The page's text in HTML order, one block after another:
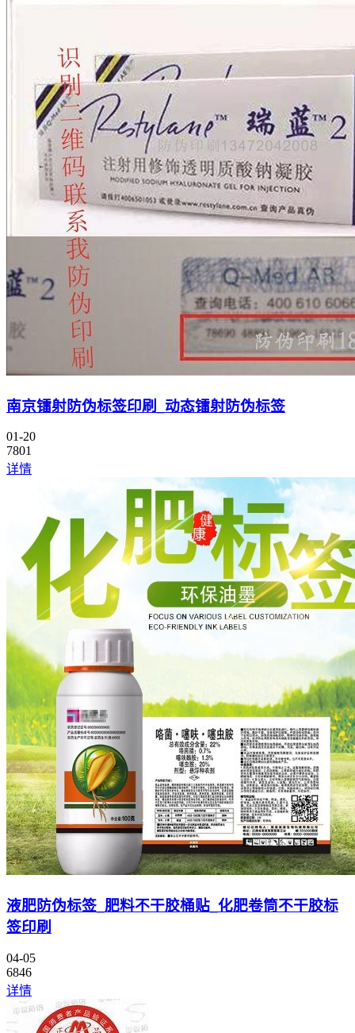
南京镭射防伪标签印刷_动态镭射防伪标签
01-20
7801
详情
液肥防伪标签_肥料不干胶桶贴_化肥卷筒不干胶标
签印刷
04-05
6846
详情